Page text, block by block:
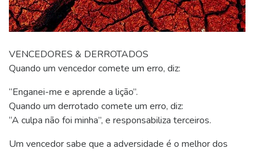
VENCEDORES & DERROTADOS
Quando um vencedor comete um erro, diz:
“Enganei-me e aprende a lição”.
Quando um derrotado comete um erro, diz:
“A culpa não foi minha”, e responsabiliza terceiros.
Um vencedor sabe que a adversidade é o melhor dos